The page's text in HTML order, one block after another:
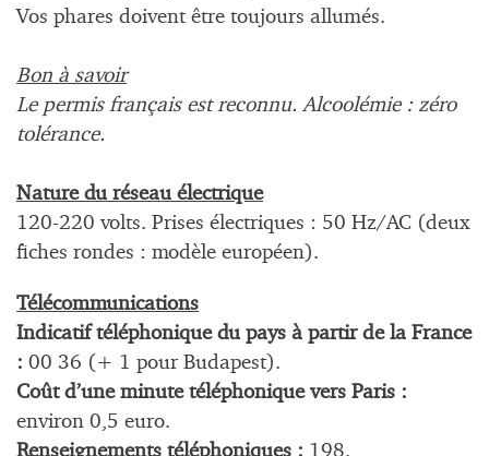
Vos phares doivent être toujours allumés.
Bon à savoir
Le permis français est reconnu. Alcoolémie : zéro
tolérance.
Nature du réseau électrique
120-220 volts. Prises électriques : 50 Hz/AC (deux
fiches rondes : modèle européen).
Télécommunications
Indicatif téléphonique du pays à partir de la France
: 00 36 (+ 1 pour Budapest).
Coût d’une minute téléphonique vers Paris :
environ 0,5 euro.
Renseignements téléphoniques : 198.